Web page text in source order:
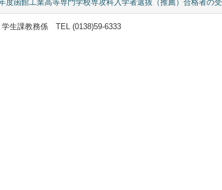
度函館工業高等専門学校専攻科入学者選抜（推薦）合格者の
生課教務係 TEL (0138)59-6333